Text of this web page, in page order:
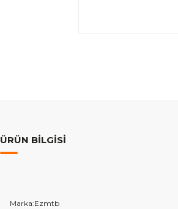
ÜRÜN BILGISI
Marka:Ezmtb